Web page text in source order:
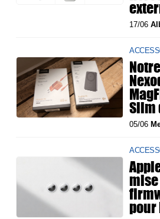
17/06
Slim
05/06
pour